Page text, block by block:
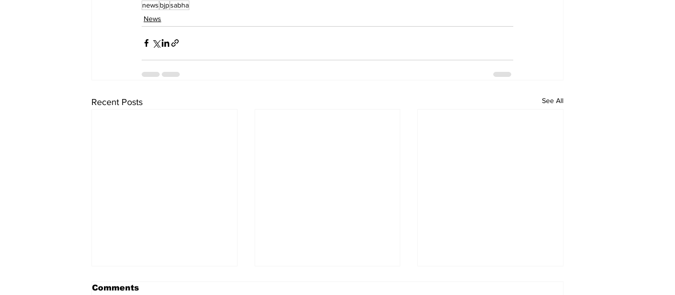
news bjpsabha
News
Recent Posts See All
Comments